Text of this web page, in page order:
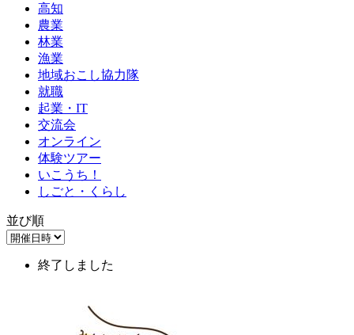
高知
農業
林業
漁業
地域おこし協力隊
就職
起業・IT
交流会
オンライン
体験ツアー
いこうち！
しごと・くらし
並び順
終了しました